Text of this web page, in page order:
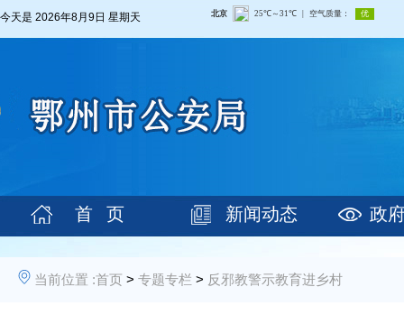
今天是 2026年8月9日 星期天
首 页 新闻动态 政
当前位置 :首页 > 专题专栏 > 反邪教警示教育进乡村